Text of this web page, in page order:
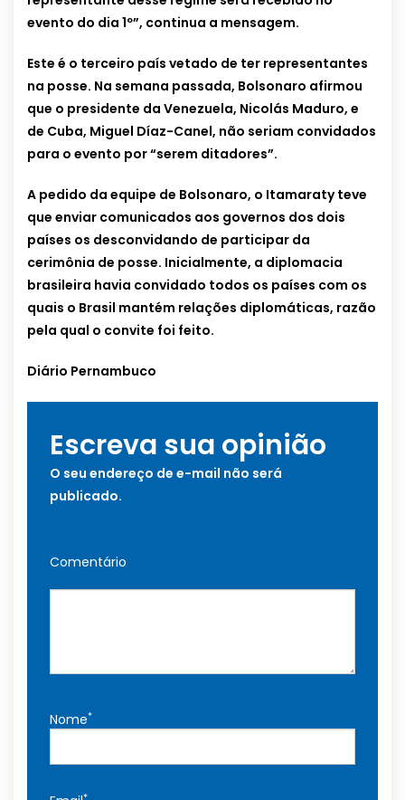
evento do dia 1º”, continua a mensagem.
Este é o terceiro país vetado de ter representantes
na posse. Na semana passada, Bolsonaro afirmou
que o presidente da Venezuela, Nicolás Maduro, e
de Cuba, Miguel Díaz-Canel, não seriam convidados
para o evento por “serem ditadores”.
A pedido da equipe de Bolsonaro, o Itamaraty teve
que enviar comunicados aos governos dos dois
países os desconvidando de participar da
cerimônia de posse. Inicialmente, a diplomacia
brasileira havia convidado todos os países com os
quais o Brasil mantém relações diplomáticas, razão
pela qual o convite foi feito.
Diário Pernambuco
Escreva sua opinião
O seu endereço de e-mail não será
publicado.
Comentário
Nome*